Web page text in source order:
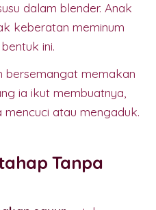
dalam blender. Anak
keberatan meminum
ini.
bersemangat memakan
ia ikut membuatnya,
mencuci atau mengaduk.
Tanpa